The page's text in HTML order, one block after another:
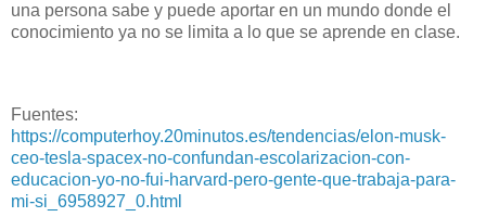
una persona sabe y puede aportar en un mundo donde el
conocimiento ya no se limita a lo que se aprende en clase.
Fuentes:
https://computerhoy.20minutos.es/tendencias/elon-musk-
ceo-tesla-spacex-no-confundan-escolarizacion-con-
educacion-yo-no-fui-harvard-pero-gente-que-trabaja-para-
mi-si_6958927_0.html